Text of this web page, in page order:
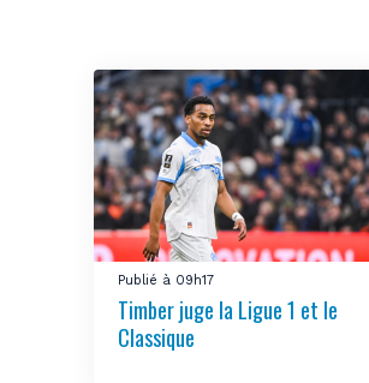
Publié à 09h17
Timber juge la Ligue 1 et le
Classique